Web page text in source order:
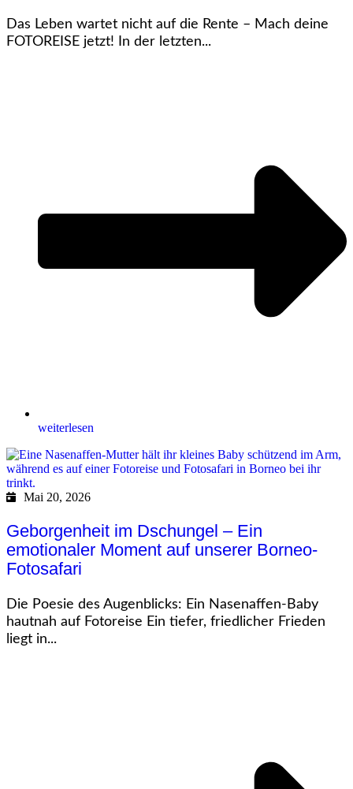
Das Leben wartet nicht auf die Rente – Mach deine
FOTOREISE jetzt! In der letzten...
weiterlesen
Mai 20, 2026
Geborgenheit im Dschungel – Ein
emotionaler Moment auf unserer Borneo-
Fotosafari
Die Poesie des Augenblicks: Ein Nasenaffen-Baby
hautnah auf Fotoreise Ein tiefer, friedlicher Frieden
liegt in...